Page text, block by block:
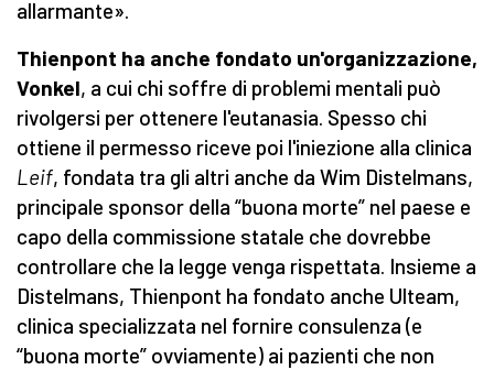
allarmante».
Thienpont ha anche fondato un'organizzazione,
Vonkel, a cui chi soffre di problemi mentali può
rivolgersi per ottenere l'eutanasia. Spesso chi
ottiene il permesso riceve poi l'iniezione alla clinica
Leif, fondata tra gli altri anche da Wim Distelmans,
principale sponsor della “buona morte” nel paese e
capo della commissione statale che dovrebbe
controllare che la legge venga rispettata. Insieme a
Distelmans, Thienpont ha fondato anche Ulteam,
clinica specializzata nel fornire consulenza (e
“buona morte” ovviamente) ai pazienti che non